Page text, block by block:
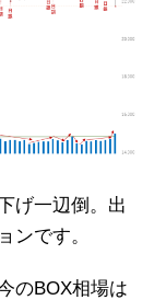
げ一辺倒。出
ンです。
のBOX相場は